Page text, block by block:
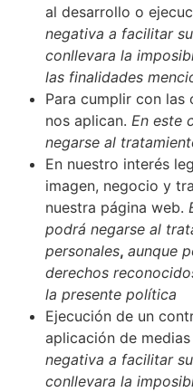
al desarrollo o
negativa a facilitar
conllevara la
las finalidades
Para cumplir con las
nos aplican. En este
negarse al
En nuestro interés
imagen, negocio y
nuestra página web.
podrá negarse al
personales, aunque
derechos
la presente política
Ejecución de un
aplicación de
negativa a facilitar
conllevara la